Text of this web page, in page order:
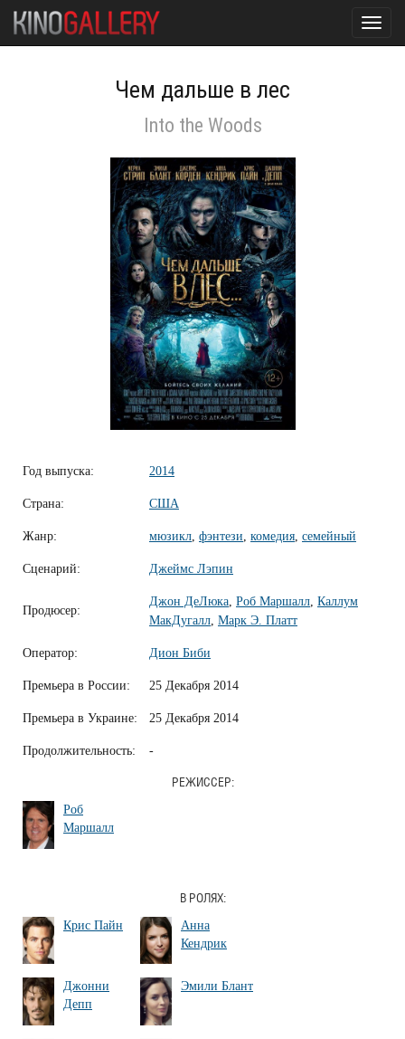
Чем дальше в лес
Into the Woods
Год выпуска: 2014
Страна: США
Жанр: мюзикл, фэнтези, комедия, семейный
Сценарий: Джеймс Лэпин
Продюсер:
Джон ДеЛюка, Роб Маршалл, Каллум
МакДугалл, Марк Э. Платт
Оператор: Дион Биби
Премьера в России: 25 Декабря 2014
Премьера в Украине: 25 Декабря 2014
Продолжительность: -
РЕЖИССЕР:
Роб
Маршалл
В РОЛЯХ:
Крис Пайн
Анна
Кендрик
Джонни
Депп
Эмили Блант